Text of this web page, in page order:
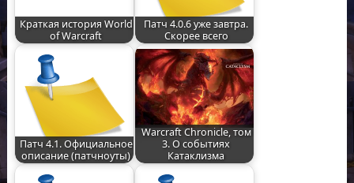
Краткая история World
of Warcraft
Патч 4.0.6 уже завтра.
Скорее всего
Патч 4.1. Официальное
описание (патчноуты)
Warcraft Chronicle, том
3. О событиях
Катаклизма